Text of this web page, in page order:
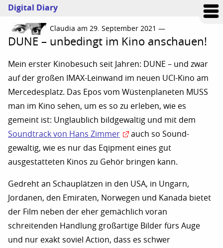
Digital Diary
Claudia am 29. September 2021 —
DUNE – unbedingt im Kino anschauen!
Mein erster Kinobesuch seit Jahren: DUNE – und zwar
auf der großen IMAX-Leinwand im neuen UCI-Kino am
Mercedesplatz. Das Epos vom Wüstenplaneten MUSS
man im Kino sehen, um es so zu erleben, wie es
gemeint ist: Unglaublich bildgewaltig und mit dem
Soundtrack von Hans Zimmer
auch so Sound-
gewaltig, wie es nur das Eqipment eines gut
ausgestatteten Kinos zu Gehör bringen kann.
Gedreht an Schauplätzen in den USA, in Ungarn,
Jordanen, den Emiraten, Norwegen und Kanada bietet
der Film neben der eher gemächlich voran
schreitenden Handlung großartige Bilder fürs Auge
und nur exakt soviel Action, dass es schwer